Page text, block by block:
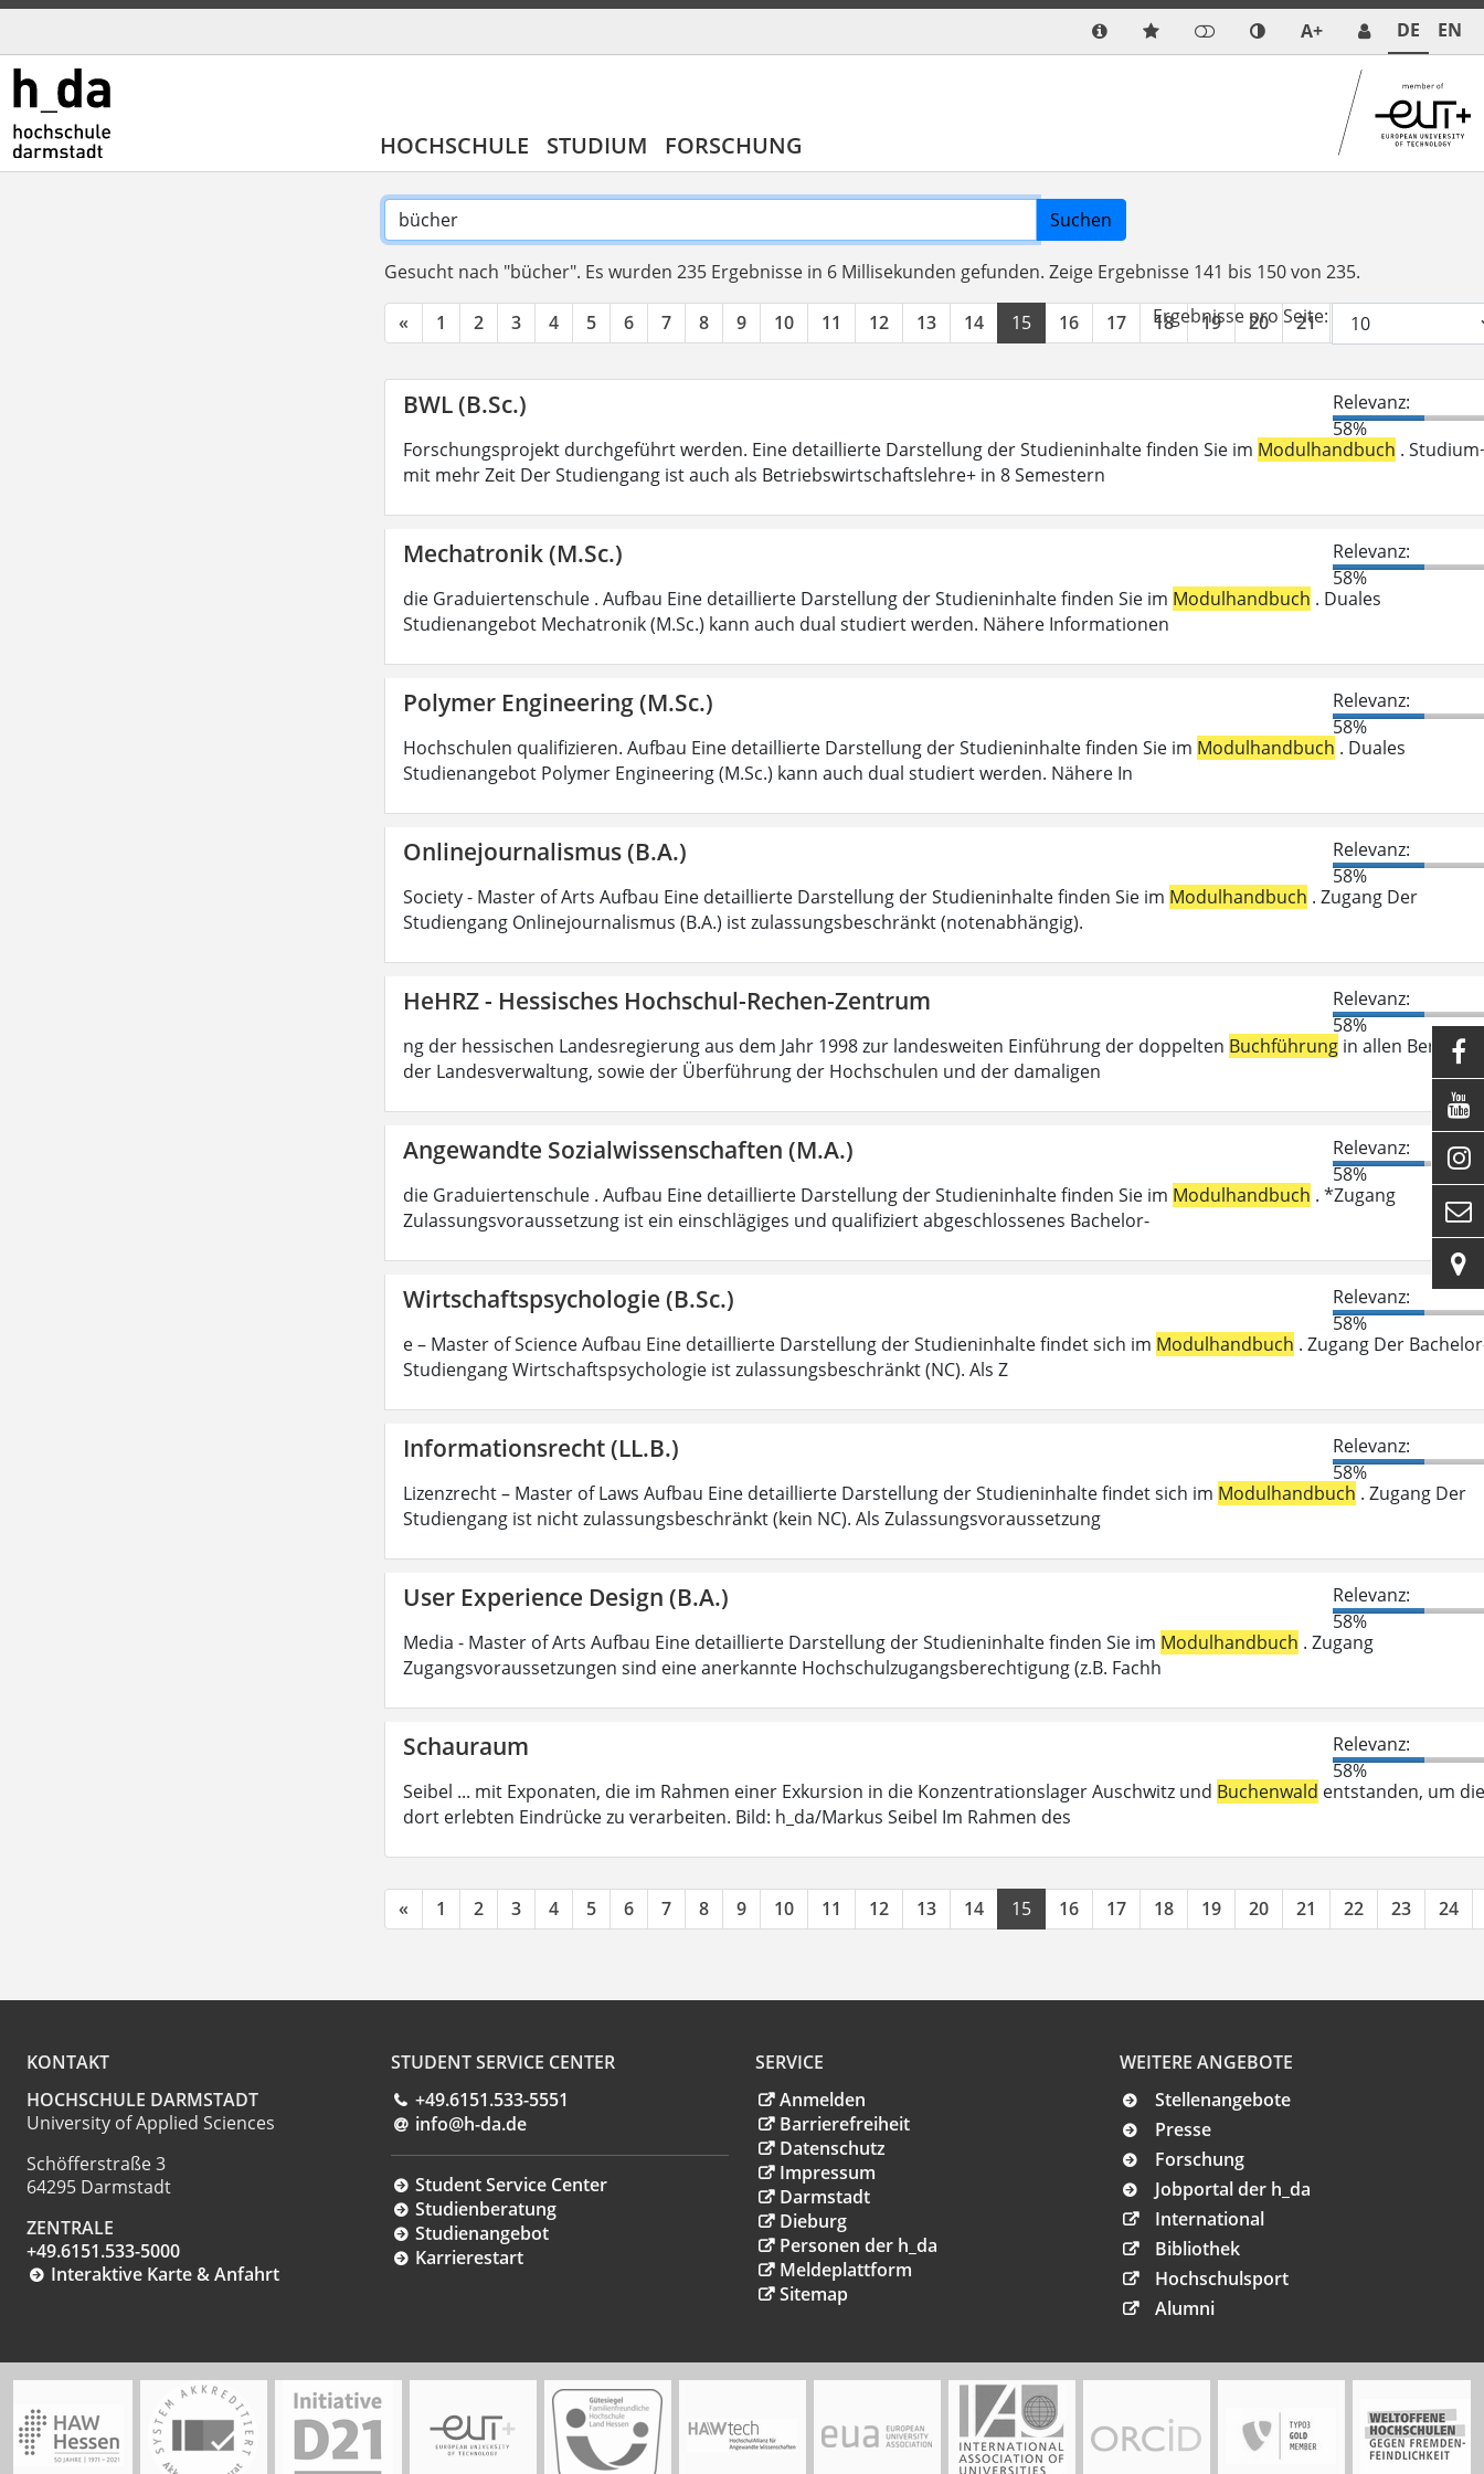
A+ DE EN
HOCHSCHULE STUDIUM FORSCHUNG
Suchen
Gesucht nach "bücher". Es wurden 235 Ergebnisse in 6 Millisekunden gefunden. Zeige Ergebnisse 141 bis 150 von 235.
« 1 2 3 4 5 6 7 8 9 10 11 12 13 14 15 16 17 18 19 20 21 22
Ergebnisse pro Seite:
BWL (B.Sc.)
Relevanz:
58%
Forschungsprojekt durchgeführt werden. Eine detaillierte Darstellung der Studieninhalte finden Sie im Modulhandbuch .
mit mehr Zeit Der Studiengang ist auch als Betriebswirtschaftslehre+ in 8 Semestern
Mechatronik (M.Sc.)
Relevanz:
58%
die Graduiertenschule . Aufbau Eine detaillierte Darstellung der Studieninhalte finden Sie im Modulhandbuch . Duales
Studienangebot Mechatronik (M.Sc.) kann auch dual studiert werden. Nähere Informationen
Polymer Engineering (M.Sc.)
Relevanz:
58%
Hochschulen qualifizieren. Aufbau Eine detaillierte Darstellung der Studieninhalte finden Sie im Modulhandbuch . Duales
Studienangebot Polymer Engineering (M.Sc.) kann auch dual studiert werden. Nähere In
Onlinejournalismus (B.A.)
Relevanz:
58%
Society - Master of Arts Aufbau Eine detaillierte Darstellung der Studieninhalte finden Sie im Modulhandbuch . Zugang Der
Studiengang Onlinejournalismus (B.A.) ist zulassungsbeschränkt (notenabhängig).
HeHRZ - Hessisches Hochschul-Rechen-Zentrum
Relevanz:
58%
ng der hessischen Landesregierung aus dem Jahr 1998 zur landesweiten Einführung der doppelten Buchführung in allen
der Landesverwaltung, sowie der Überführung der Hochschulen und der damaligen
Angewandte Sozialwissenschaften (M.A.)
Relevanz:
58%
die Graduiertenschule . Aufbau Eine detaillierte Darstellung der Studieninhalte finden Sie im Modulhandbuch . *Zugang
Zulassungsvoraussetzung ist ein einschlägiges und qualifiziert abgeschlossenes Bachelor-
Wirtschaftspsychologie (B.Sc.)
Relevanz:
58%
e – Master of Science Aufbau Eine detaillierte Darstellung der Studieninhalte findet sich im Modulhandbuch . Zugang Der
Studiengang Wirtschaftspsychologie ist zulassungsbeschränkt (NC). Als Z
Informationsrecht (LL.B.)
Relevanz:
58%
Lizenzrecht – Master of Laws Aufbau Eine detaillierte Darstellung der Studieninhalte findet sich im Modulhandbuch . Zugang Der
Studiengang ist nicht zulassungsbeschränkt (kein NC). Als Zulassungsvoraussetzung
User Experience Design (B.A.)
Relevanz:
58%
Media - Master of Arts Aufbau Eine detaillierte Darstellung der Studieninhalte finden Sie im Modulhandbuch . Zugang
Zugangsvoraussetzungen sind eine anerkannte Hochschulzugangsberechtigung (z.B. Fachh
Schauraum
Relevanz:
58%
Seibel ... mit Exponaten, die im Rahmen einer Exkursion in die Konzentrationslager Auschwitz und Buchenwald entstanden, um die
dort erlebten Eindrücke zu verarbeiten. Bild: h_da/Markus Seibel Im Rahmen des
« 1 2 3 4 5 6 7 8 9 10 11 12 13 14 15 16 17 18 19 20 21 22 23 24
KONTAKT
HOCHSCHULE DARMSTADT
University of Applied Sciences
Schöfferstraße 3
64295 Darmstadt
ZENTRALE
+49.6151.533-5000
Interaktive Karte & Anfahrt
STUDENT SERVICE CENTER
+49.6151.533-5551
info@h-da.de
Student Service Center
Studienberatung
Studienangebot
Karrierestart
SERVICE
Anmelden
Barrierefreiheit
Datenschutz
Impressum
Darmstadt
Dieburg
Personen der h_da
Meldeplattform
Sitemap
WEITERE ANGEBOTE
Stellenangebote
Presse
Forschung
Jobportal der h_da
International
Bibliothek
Hochschulsport
Alumni




